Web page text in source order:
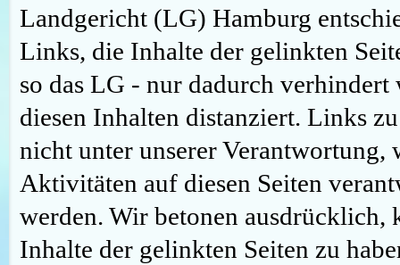
Landgericht (LG) Hamburg
Links, die Inhalte der gelinkten
so das LG - nur dadurch
diesen Inhalten distanziert. Links
nicht unter unserer
Aktivitäten auf diesen Seiten
werden. Wir betonen
Inhalte der gelinkten Seiten zu